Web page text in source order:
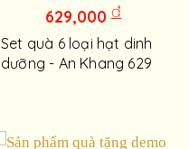
629,000 đ
Set quà 6 loại hạt dinh
dưỡng - An Khang 629